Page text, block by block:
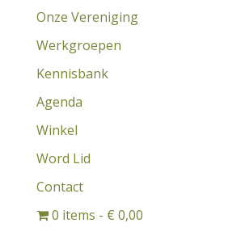
Onze Vereniging
Werkgroepen
Kennisbank
Agenda
Winkel
Word Lid
Contact
0 items
€ 0,00